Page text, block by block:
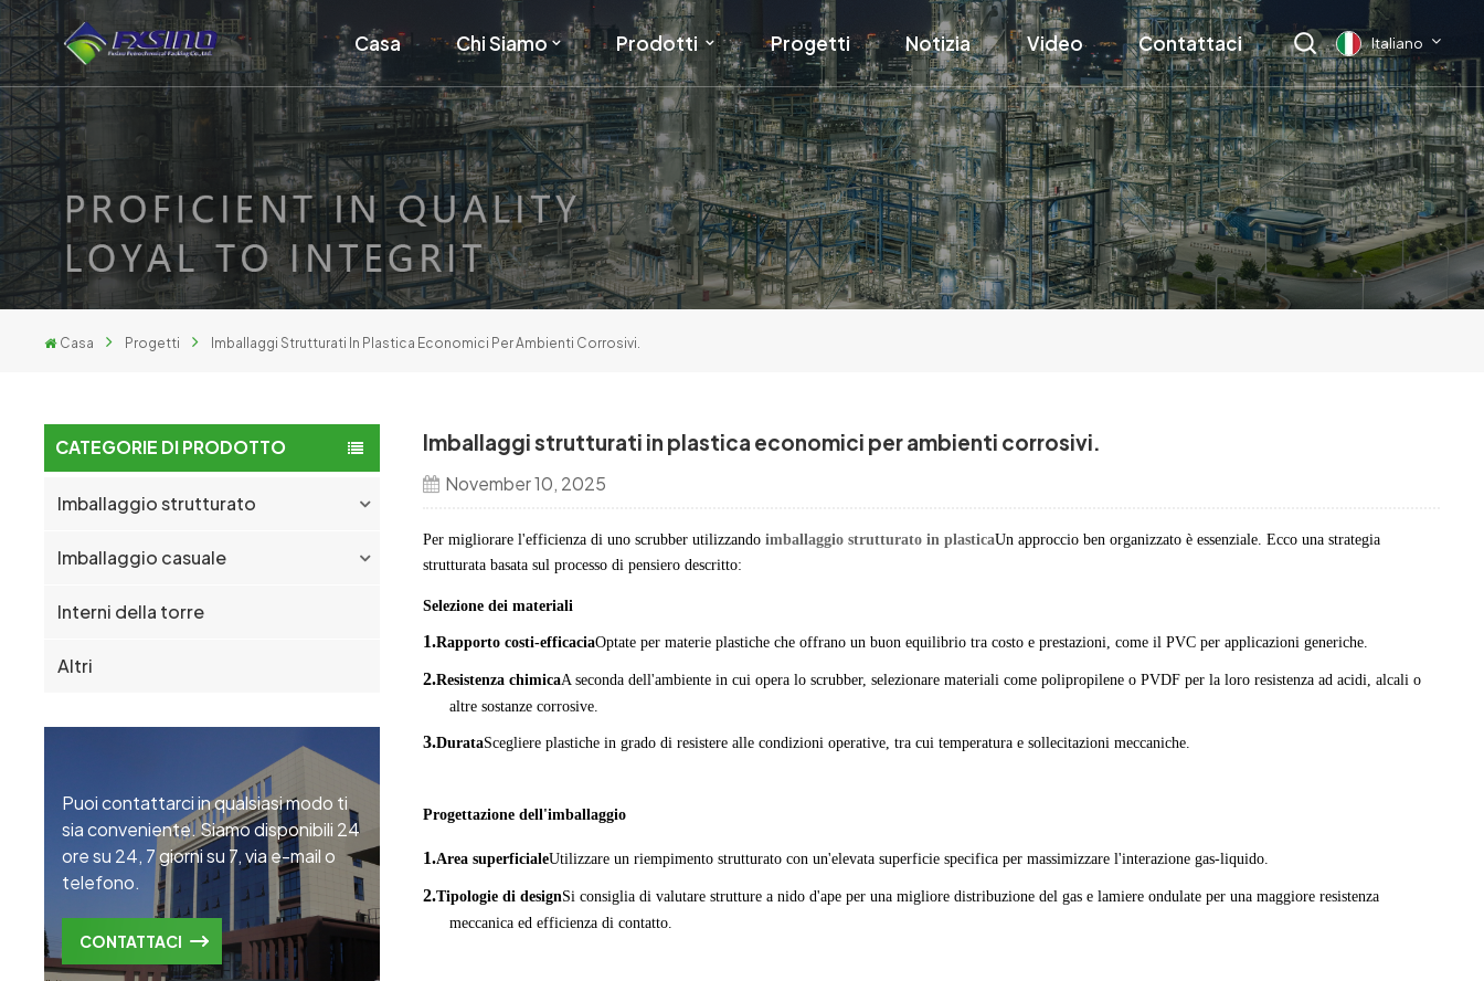
Casa Chi Siamo Prodotti Progetti Notizia Video Contattaci Italiano
English
français
Deutsch
한국의
Casa Progetti Imballaggi Strutturati In Plastica Economici Per Ambienti Corrosivi.
CATEGORIE DI PRODOTTO
Imballaggio strutturato
Imballaggio casuale
Interni della torre
Altri
Puoi contattarci in qualsiasi modo ti
sia conveniente. Siamo disponibili 24
ore su 24, 7 giorni su 7, via e-mail o
telefono.
CONTATTACI
Imballaggi strutturati in plastica economici per ambienti corrosivi.
November 10, 2025
Per migliorare l'efficienza di uno scrubber utilizzandoimballaggio strutturato in plasticaUn approccio ben organizzato è essenziale. Ecco una strategia
strutturata basata sul processo di pensiero descritto:
Selezione dei materiali
1.Rapporto costi-efficaciaOptate per materie plastiche che offrano un buon equilibrio tra costo e prestazioni, come il PVC per applicazioni generiche.
2.Resistenza chimicaA seconda dell'ambiente in cui opera lo scrubber, selezionare materiali come polipropilene o PVDF per la loro resistenza ad acidi, alcali o
altre sostanze corrosive.
3.DurataScegliere plastiche in grado di resistere alle condizioni operative, tra cui temperatura e sollecitazioni meccaniche.
Progettazione dell'imballaggio
1.Area superficialeUtilizzare un riempimento strutturato con un'elevata superficie specifica per massimizzare l'interazione gas-liquido.
2.Tipologie di designSi consiglia di valutare strutture a nido d'ape per una migliore distribuzione del gas e lamiere ondulate per una maggiore resistenza
meccanica ed efficienza di contatto.